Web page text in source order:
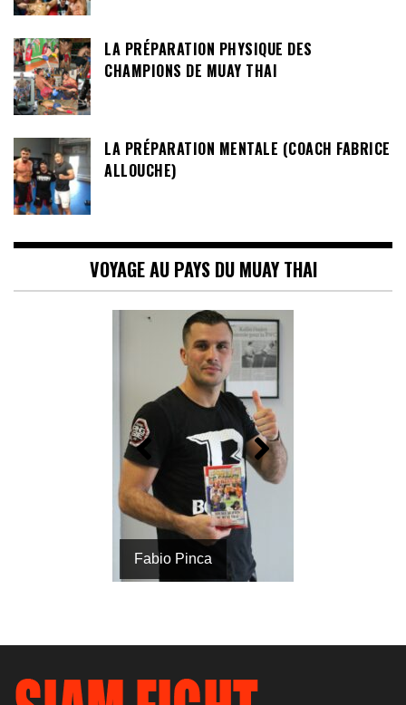
LA PRÉPARATION PHYSIQUE DES
LA PRÉPARATION MENTALE (COACH FABRICE
VOYAGE AU PAYS DU MUAY THAI
Fabio Pinca